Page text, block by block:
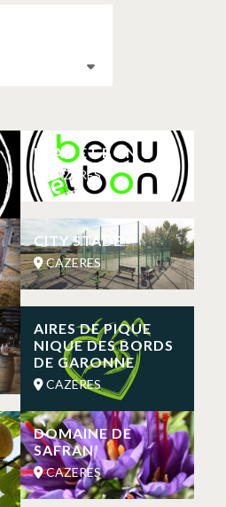
BEAU ET BON
CAZERES
CITY STADE
CAZERES
AIRES DE PIQUE
NIQUE DES BORDS
DE GARONNE
CAZERES
DOMAINE DE
SAFRAN
CAZERES